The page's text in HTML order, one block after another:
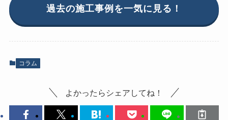
過去の施工事例を一気に見る！
コラム
よかったらシェアしてね！